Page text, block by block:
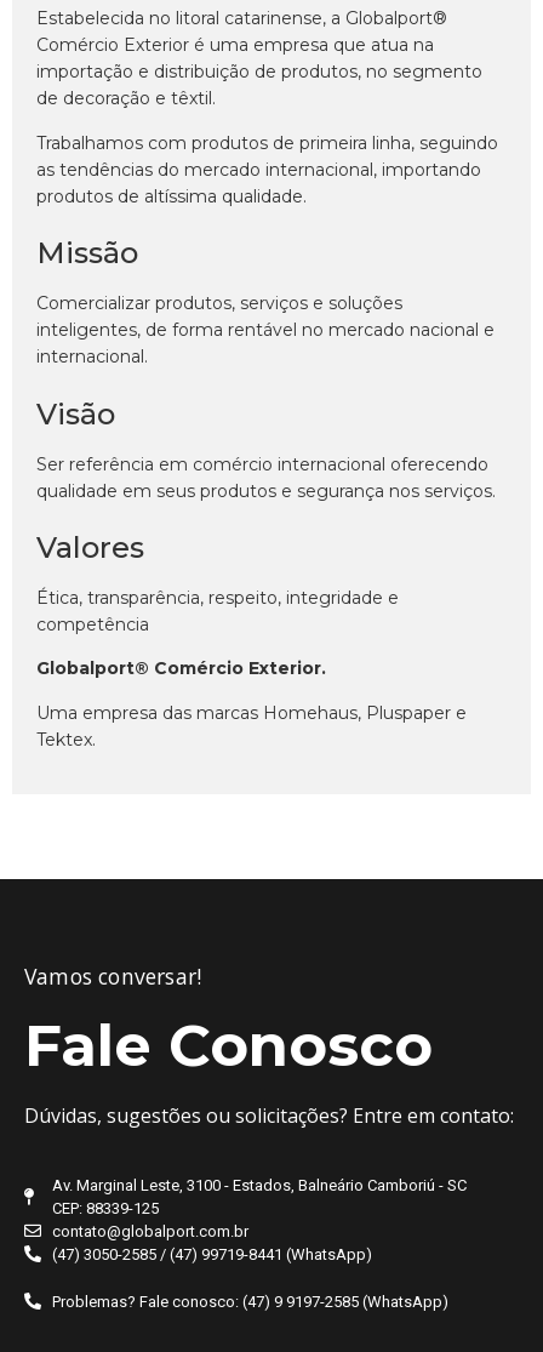
Estabelecida no litoral catarinense, a Globalport®
Comércio Exterior é uma empresa que atua na
importação e distribuição de produtos, no segmento
de decoração e têxtil.
Trabalhamos com produtos de primeira linha, seguindo
as tendências do mercado internacional, importando
produtos de altíssima qualidade.
Missão
Comercializar produtos, serviços e soluções
inteligentes, de forma rentável no mercado nacional e
internacional.
Visão
Ser referência em comércio internacional oferecendo
qualidade em seus produtos e segurança nos serviços.
Valores
Ética, transparência, respeito, integridade e
competência
Globalport® Comércio Exterior.
Uma empresa das marcas Homehaus, Pluspaper e
Tektex.
Vamos conversar!
Fale Conosco
Dúvidas, sugestões ou solicitações? Entre em contato:
Av. Marginal Leste, 3100 - Estados, Balneário Camboriú - SC
CEP: 88339-125
contato@globalport.com.br
(47) 3050-2585 / (47) 99719-8441 (WhatsApp)
Problemas? Fale conosco: (47) 9 9197-2585 (WhatsApp)